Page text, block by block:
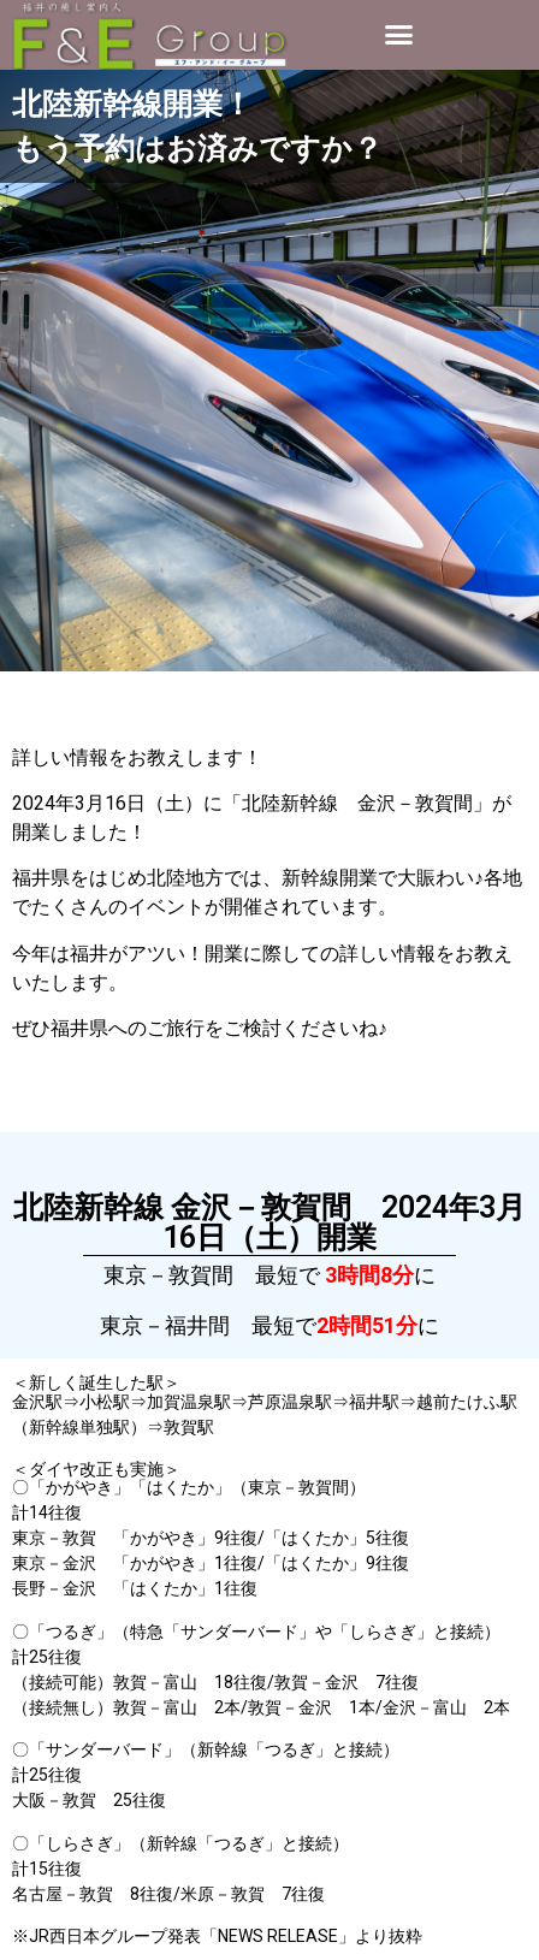
北陸新幹線開業！
もう予約はお済みですか？
詳しい情報をお教えします！
2024年3月16日（土）に「北陸新幹線 金沢－敦賀間」が
開業しました！
福井県をはじめ北陸地方では、新幹線開業で大賑わい♪各地
でたくさんのイベントが開催されています。
今年は福井がアツい！開業に際しての詳しい情報をお教え
いたします。
ぜひ福井県へのご旅行をご検討くださいね♪
北陸新幹線 金沢－敦賀間 2024年3月
16日（土）開業
東京－敦賀間 最短で 3時間8分に
東京－福井間 最短で2時間51分に
＜新しく誕生した駅＞
金沢駅⇒小松駅⇒加賀温泉駅⇒芦原温泉駅⇒福井駅⇒越前たけふ駅
（新幹線単独駅）⇒敦賀駅
＜ダイヤ改正も実施＞
〇「かがやき」「はくたか」（東京－敦賀間）
計14往復
東京－敦賀 「かがやき」9往復/「はくたか」5往復
東京－金沢 「かがやき」1往復/「はくたか」9往復
長野－金沢 「はくたか」1往復
〇「つるぎ」（特急「サンダーバード」や「しらさぎ」と接続）
計25往復
（接続可能）敦賀－富山 18往復/敦賀－金沢 7往復
（接続無し）敦賀－富山 2本/敦賀－金沢 1本/金沢－富山 2本
〇「サンダーバード」（新幹線「つるぎ」と接続）
計25往復
大阪－敦賀 25往復
〇「しらさぎ」（新幹線「つるぎ」と接続）
計15往復
名古屋－敦賀 8往復/米原－敦賀 7往復
※JR西日本グループ発表「NEWS RELEASE」より抜粋